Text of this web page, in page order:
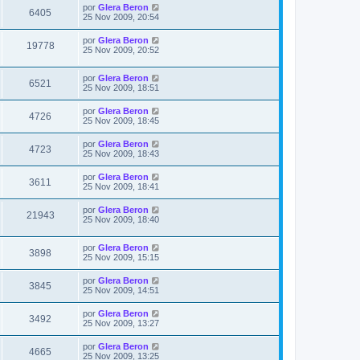
e
s
e
n
s
a
e
t
m
o
m
e
n
a
e
6405
i
Ú
l
m
o
n
s
a
e
por Glera Beron
25 Nov 2009, 20:54
19778V
i
Ú
l
i
m
o
n
s
a
e
por Glera Beron
25 Nov 2009, 20:52
6521
i
a
Ú
l
m
o
m
e
n
s
a
j
e
por Glera Beron
25 Nov 2009, 18:51
4726
i
a
s
Ú
l
m
o
m
e
n
s
a
j
e
por Glera Beron
25 Nov 2009, 18:45
4723
i
t
Ú
l
m
o
m
e
n
a
j
e
por Glera Beron
25 Nov 2009, 18:43
3611
i
Ú
l
m
o
n
s
a
j
e
por Glera Beron
25 Nov 2009, 18:41
21943V
i
Ú
l
i
m
o
n
s
a
j
e
por Glera Beron
25 Nov 2009, 18:40
3898
i
a
Ú
l
m
o
m
e
n
s
a
j
por Glera Beron
25 Nov 2009, 15:15
3845
i
Ú
l
m
o
m
e
n
por Glera Beron
25 Nov 2009, 14:51
3492
i
Ú
l
m
por Glera Beron
25 Nov 2009, 13:27
4665
Ú
l
por Glera Beron
25 Nov 2009, 13:25